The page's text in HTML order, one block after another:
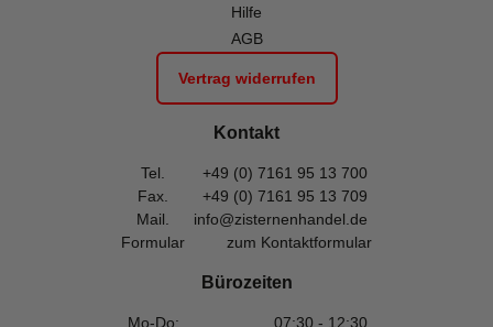
Hilfe
AGB
Vertrag widerrufen
Kontakt
Tel.
+49 (0) 7161 95 13 700
Fax.
+49 (0) 7161 95 13 709
Mail.
info@zisternenhandel.de
Formular
zum Kontaktformular
Bürozeiten
Mo-Do:
07:30 - 12:30